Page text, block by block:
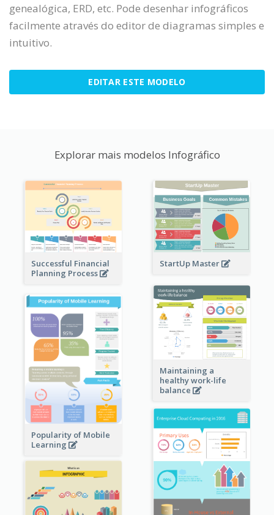
genealógica, ERD, etc. Pode desenhar infográficos
facilmente através do editor de diagramas simples e
intuitivo.
EDITAR ESTE MODELO
Explorar mais modelos Infográfico
Successful Financial
Planning Process
StartUp Master
Maintaining a
healthy work-life
balance
Popularity of Mobile
Learning